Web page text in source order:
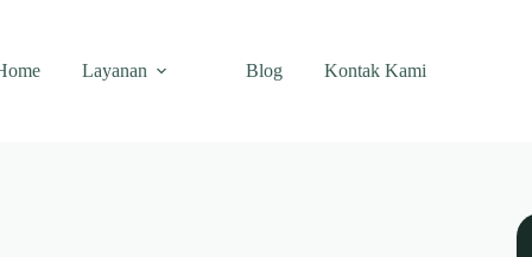
Layanan Blog Kontak Kami